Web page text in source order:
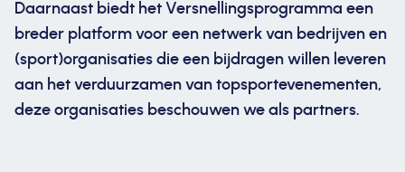
Daarnaast biedt het Versnellingsprogramma een
breder platform voor een netwerk van bedrijven en
(sport)organisaties die een bijdragen willen leveren
aan het verduurzamen van topsportevenementen,
deze organisaties beschouwen we als partners.